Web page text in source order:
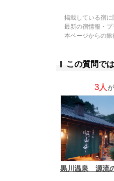
掲載している宿に
最新の宿情報・プ
本ページからの旅
この質問で
3人